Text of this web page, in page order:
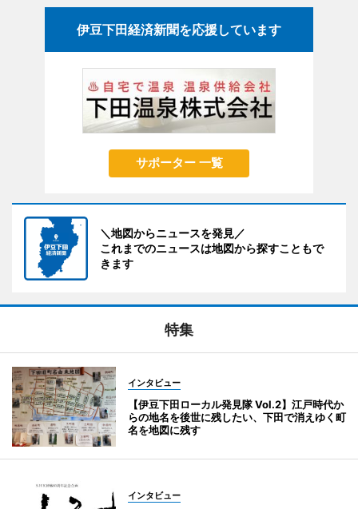
伊豆下田経済新聞を応援しています
サポーター 一覧
＼地図からニュースを発見／
これまでのニュースは地図から探すこともで
きます
特集
インタビュー
【伊豆下田ローカル発見隊 Vol.2】江戸時代か
らの地名を後世に残したい、下田で消えゆく町
名を地図に残す
インタビュー